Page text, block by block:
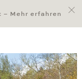
– Mehr erfahren